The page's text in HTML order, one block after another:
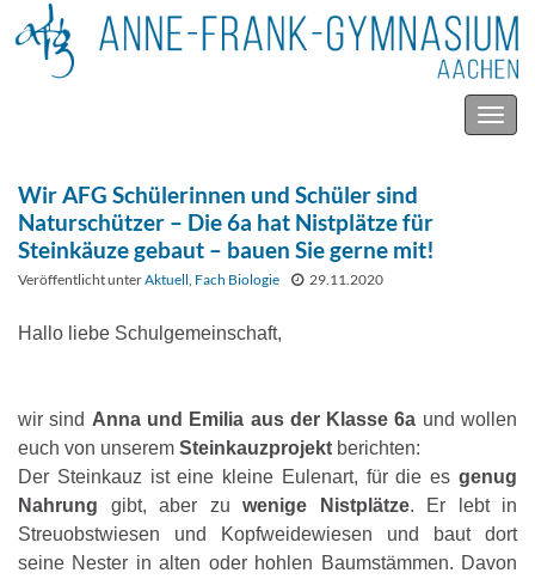
Wir AFG Schülerinnen und Schüler sind
Naturschützer – Die 6a hat Nistplätze für
Steinkäuze gebaut – bauen Sie gerne mit!
Veröffentlicht unterAktuell Fach Biologie 29.11.2020
Hallo liebe Schulgemeinschaft,
wir sind Anna und Emilia aus der Klasse 6a und wollen
euch von unserem Steinkauzprojekt berichten:
Der Steinkauz ist eine kleine Eulenart, für die es genug
Nahrung gibt, aber zu wenige Nistplätze. Er lebt in
Streuobstwiesen und Kopfweidewiesen und baut dort
seine Nester in alten oder hohlen Baumstämmen. Davon